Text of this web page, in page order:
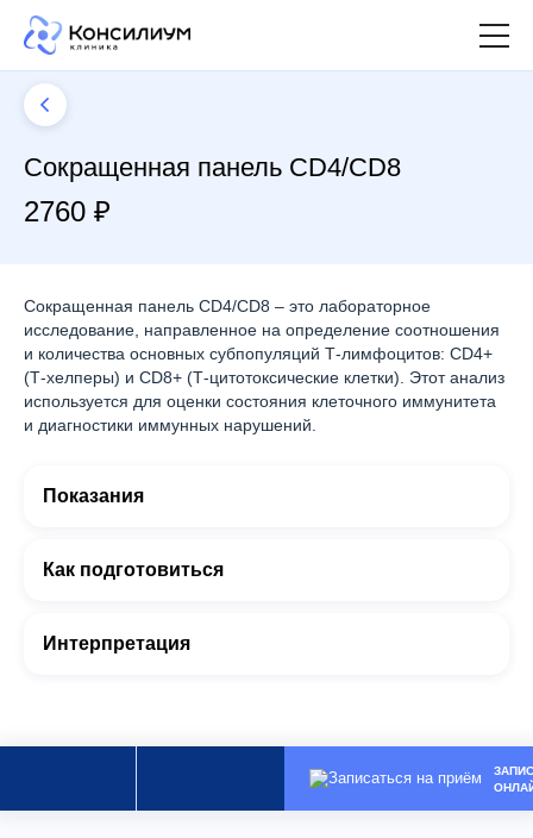
Сокращенная панель CD4/CD8
2760 ₽
Сокращенная панель CD4/CD8 – это лабораторное
исследование, направленное на определение соотношения
и количества основных субпопуляций Т-лимфоцитов: CD4+
(Т-хелперы) и CD8+ (Т-цитотоксические клетки). Этот анализ
используется для оценки состояния клеточного иммунитета
и диагностики иммунных нарушений.
Показания
Как подготовиться
Интерпретация